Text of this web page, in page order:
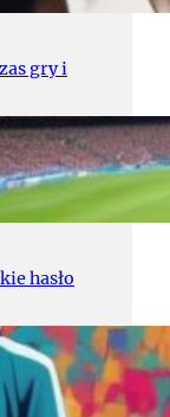
gry i
hasło